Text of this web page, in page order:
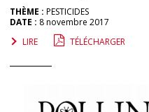
THÈME : PESTICIDES
DATE : 8 novembre 2017
LIRE
TÉLÉCHARGER